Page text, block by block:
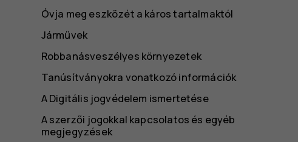
Óvja meg eszközét a káros tartalmaktól
Járművek
Robbanásveszélyes környezetek
Tanúsítványokra vonatkozó információk
A Digitális jogvédelem ismertetése
A szerzői jogokkal kapcsolatos és egyéb
megjegyzések